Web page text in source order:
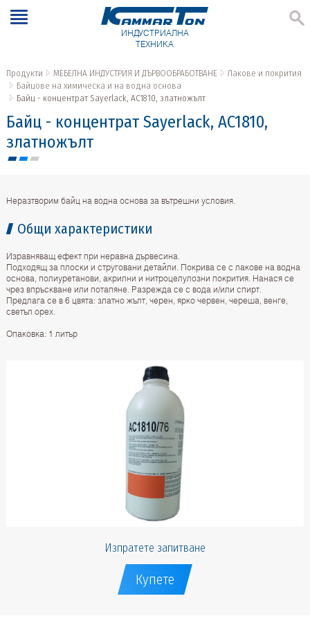
ИНДУСТРИАЛНА
ТЕХНИКА
Продукти МЕБЕЛНА ИНДУСТРИЯ И ДЪРВООБРАБОТВАНЕ
Лакове и покрития
Байцове на химическа и на водна основа
Байц - концентрат Sayerlack, AC1810, златножълт
Байц - концентрат Sayerlack, AC1810,
златножълт
Неразтворим байц на водна основа за вътрешни условия.
Общи характеристики
Изравняващ ефект при неравна дървесина.
Подходящ за плоски и струговани детайли. Покрива се с лакове на водна
основа, полиуретанови, акрилни и нитроцелулозни покрития. Нанася се
чрез впръскване или потапяне. Разрежда се с вода и/или спирт.
Предлага се в 6 цвята: златно жълт, черен, ярко червен, череша, венге,
светъл орех.
Опаковка: 1 литър
Изпратете запитване
Купете